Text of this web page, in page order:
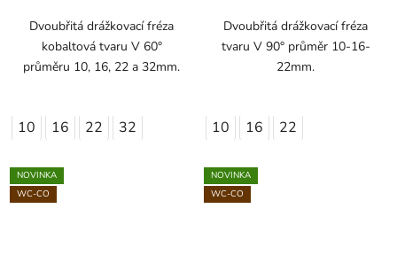
Dvoubřitá drážkovací fréza
kobaltová tvaru V 60°
průměru 10, 16, 22 a 32mm.
10 16 22 32
Dvoubřitá drážkovací fréza
tvaru V 90° průměr 10-16-
22mm.
10 16 22
NOVINKA
WC-CO
NOVINKA
WC-CO